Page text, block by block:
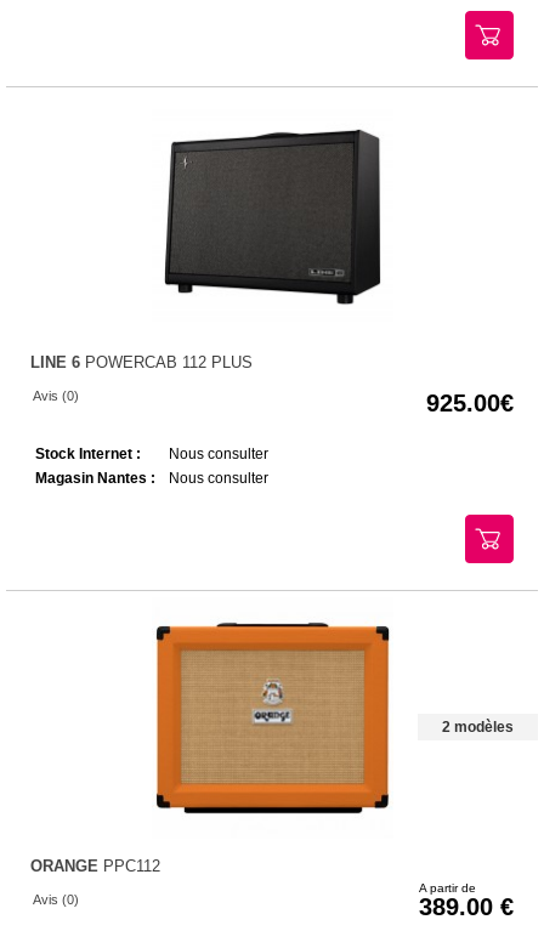
LINE 6 POWERCAB 112 PLUS
Avis (0) 925.00
Stock Internet :
Nous consulter
Magasin Nantes :
Nous consulter
2 modèles
ORANGE PPC112
Avis (0)
A partir de
389.00